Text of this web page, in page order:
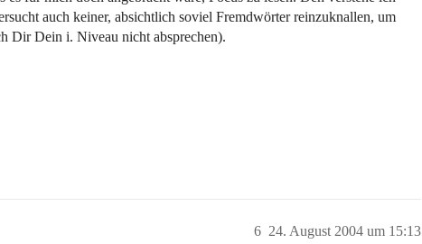
auch keiner, absichtlich soviel Fremdwörter reinzuknallen, um
Dir Dein i. Niveau nicht absprechen).
24. August 2004 um 15:13
6